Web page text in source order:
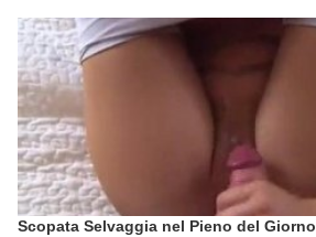
Scopata Selvaggia nel Pieno del Giorno